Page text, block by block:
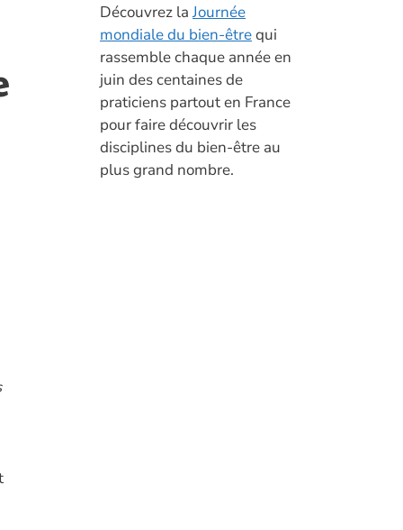
Découvrez laJournée
mondiale du bien-êtrequi
rassemble chaque année en
juin des centaines de
praticiens partout en France
pour faire découvrir les
disciplines du bien-être au
plus grand nombre.